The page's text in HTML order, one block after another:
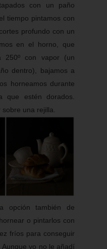
con un paño
tiempo pintamos con
profundo con un
en el horno, que
250º con vapor (un
dentro), bajamos a
horneamos durante
que estén dorados.
sobre una rejilla.
opción también de
o pintarlos con
fríos para conseguir
yo no le añadí